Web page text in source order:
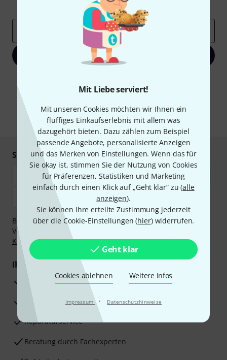
Mit Liebe serviert!
Mit unseren Cookies möchten wir Ihnen ein
fluffiges Einkaufserlebnis mit allem was
dazugehört bieten. Dazu zählen zum Beispiel
passende Angebote, personalisierte Anzeigen
und das Merken von Einstellungen. Wenn das für
Sie okay ist, stimmen Sie der Nutzung von Cookies
für Präferenzen, Statistiken und Marketing
einfach durch einen Klick auf „Geht klar“ zu (alle
anzeigen).
Sie können Ihre erteilte Zustimmung jederzeit
über die Cookie-Einstellungen (hier) widerrufen.
Geht klar
Cookies ablehnen Weitere Infos
Impressum · Datenschutzhinweise
Inspirierende Beiträge
Deals
Jetzt anmelden
Werbung und einer Messung des E-Mail-Nutzungsverhaltens zu. Die
Abmeldung ist jederzeit möglich. Weitere Informationen finden Sie in
* Pflichtfeld
Sicher einkaufen & bezahlen
Bezahlen Sie vertraulich und sicher per Nachnahme,
Vorkasse, PayPal, Amazon Pay,
Klarna Ratenzahlungoder Kreditkarte.
Ihre Vorteile
3 Jahre Thomann Garantie
30 Tage Money-Back-Garantie
Reparaturservice
Beratung durch Fachexperten